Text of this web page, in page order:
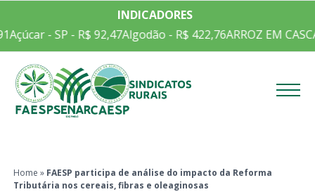
INDICADORES
Açúcar - SP - R$ 92,47Algodão - R$ 422,76ARROZ EM
Home » FAESP participa de análise do impacto da Reforma
Tributária nos cereais, fibras e oleaginosas